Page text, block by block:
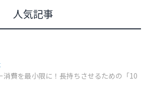
人気記事
費を最小限に！長持ちさせるための「10